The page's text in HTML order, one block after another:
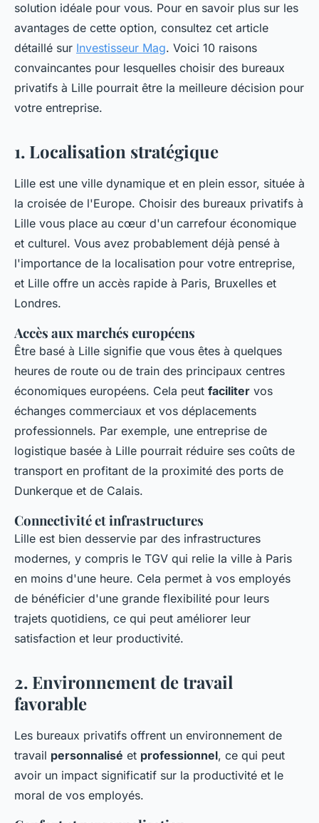
telesphore•15 janvier 2025•9 min de lecture
solution idéale pour vous. Pour en savoir plus sur les
avantages de cette option, consultez cet article
détaillé sur Investisseur Mag. Voici 10 raisons
convaincantes pour lesquelles choisir des bureaux
privatifs à Lille pourrait être la meilleure décision pour
votre entreprise.
1. Localisation stratégique
Lille est une ville dynamique et en plein essor, située à
la croisée de l'Europe. Choisir des bureaux privatifs à
Lille vous place au cœur d'un carrefour économique
et culturel. Vous avez probablement déjà pensé à
l'importance de la localisation pour votre entreprise,
et Lille offre un accès rapide à Paris, Bruxelles et
Londres.
Accès aux marchés européens
Être basé à Lille signifie que vous êtes à quelques
heures de route ou de train des principaux centres
économiques européens. Cela peut faciliter vos
échanges commerciaux et vos déplacements
professionnels. Par exemple, une entreprise de
logistique basée à Lille pourrait réduire ses coûts de
transport en profitant de la proximité des ports de
Dunkerque et de Calais.
Connectivité et infrastructures
Lille est bien desservie par des infrastructures
modernes, y compris le TGV qui relie la ville à Paris
en moins d'une heure. Cela permet à vos employés
de bénéficier d'une grande flexibilité pour leurs
trajets quotidiens, ce qui peut améliorer leur
satisfaction et leur productivité.
2. Environnement de travail
favorable
Les bureaux privatifs offrent un environnement de
travail personnalisé et professionnel, ce qui peut
avoir un impact significatif sur la productivité et le
moral de vos employés.